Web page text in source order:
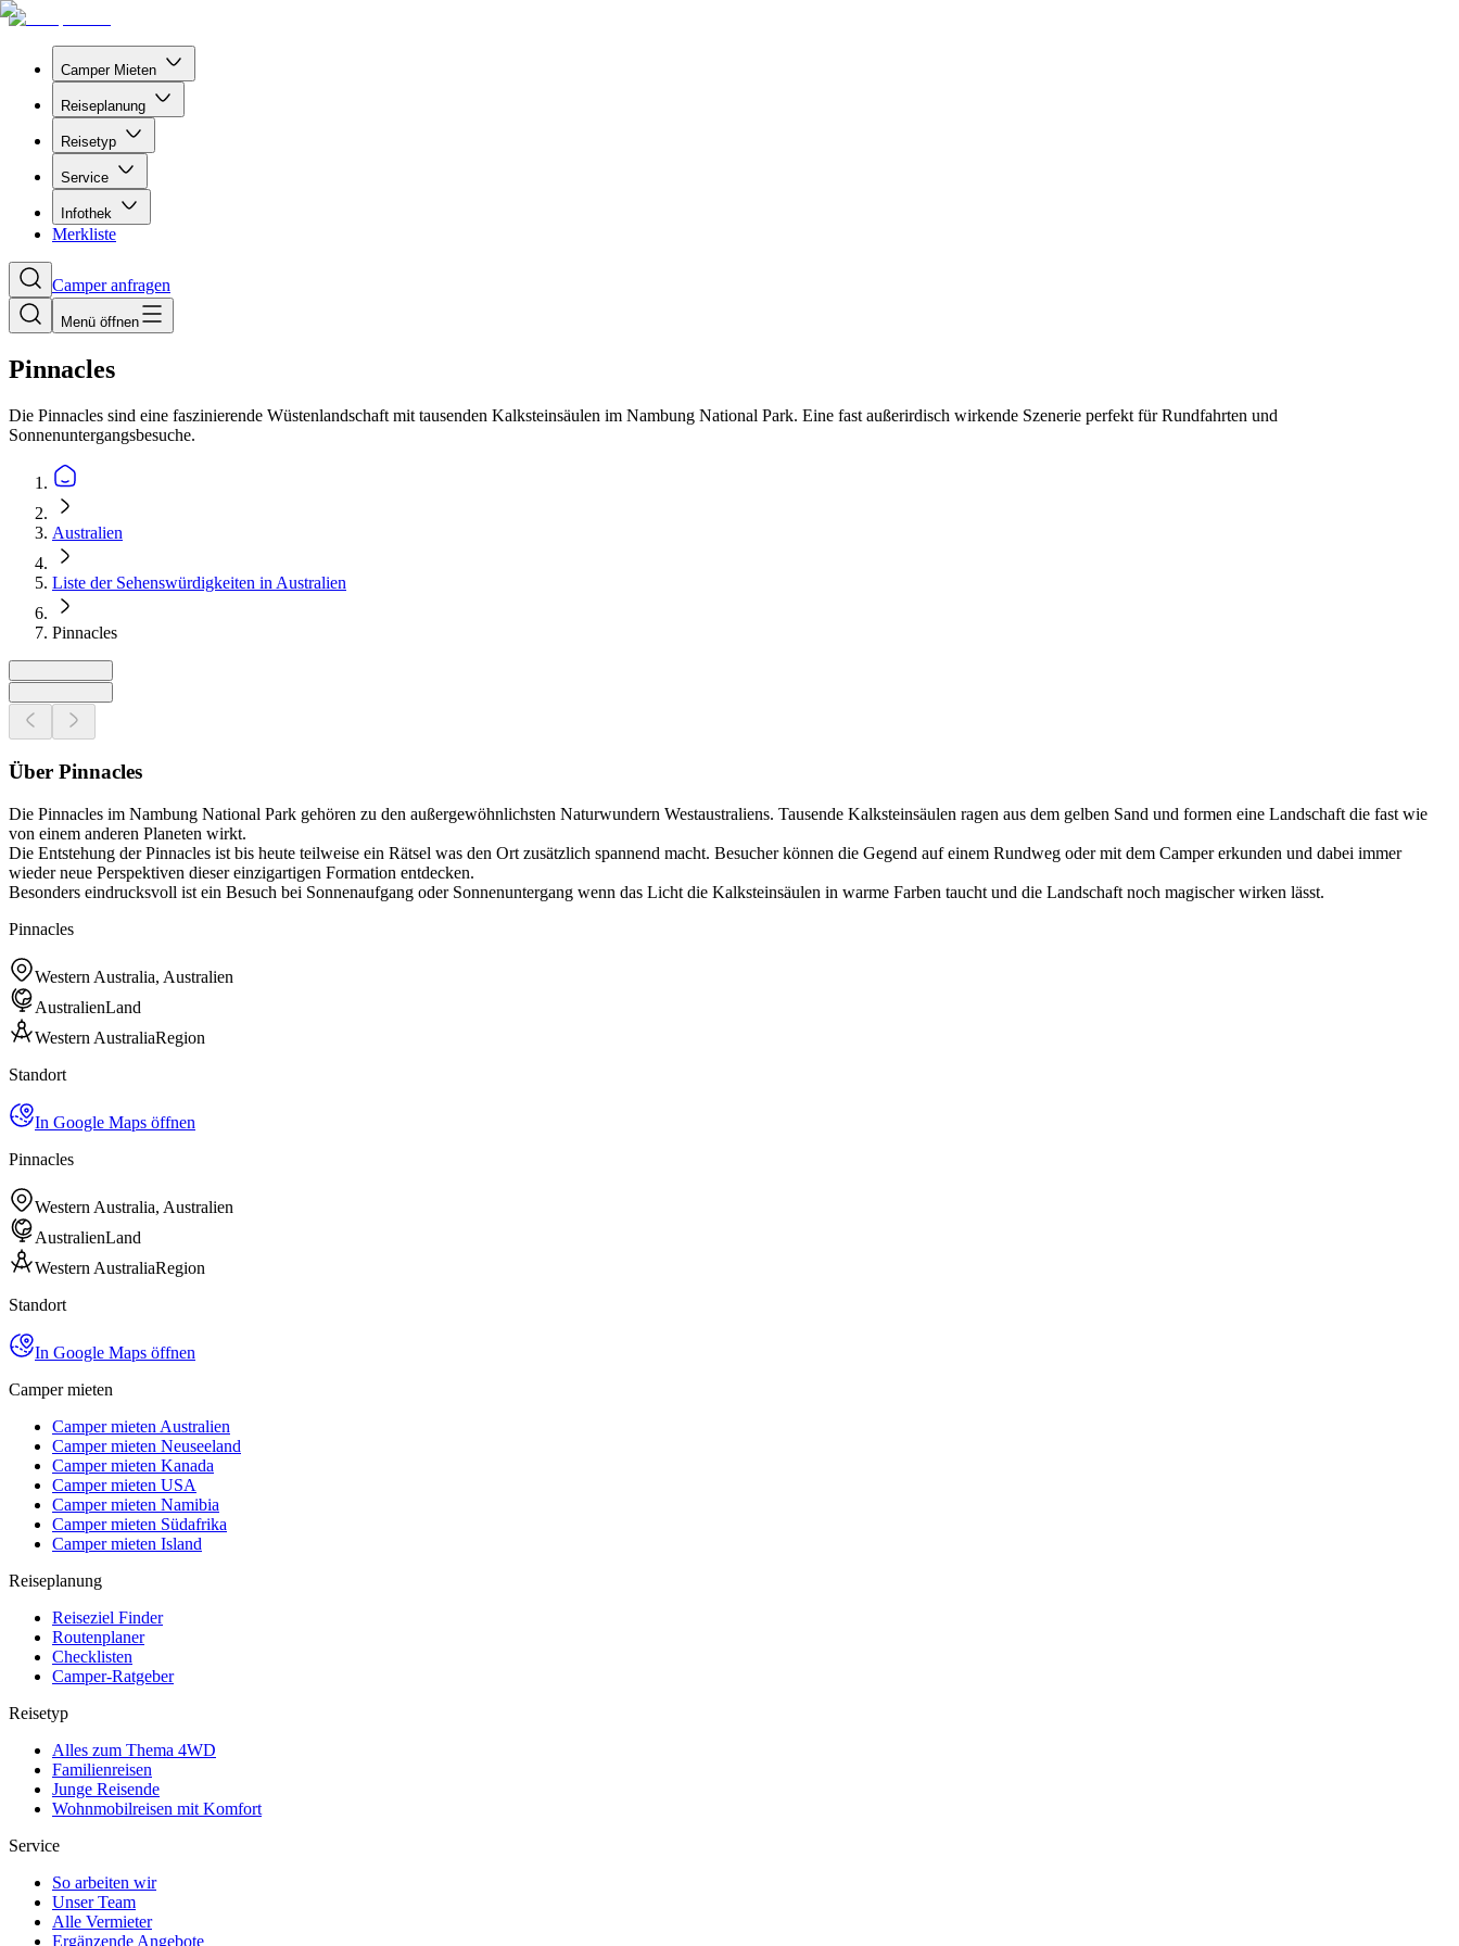
Camper Mieten
Reiseplanung
Reisetyp
Service
Infothek
Merkliste
Camper anfragen
Menü öffnen
Pinnacles
Die Pinnacles sind eine faszinierende Wüstenlandschaft mit tausenden Kalksteinsäulen im Nambung National Park. Eine fast außerirdisch wirkende Szenerie perfekt für Rundfahrten und
Sonnenuntergangsbesuche.
Australien
Liste der Sehenswürdigkeiten in Australien
Pinnacles
Über Pinnacles
Die Pinnacles im Nambung National Park gehören zu den außergewöhnlichsten Naturwundern Westaustraliens. Tausende Kalksteinsäulen ragen aus dem gelben Sand und formen eine Landschaft die fast wie
von einem anderen Planeten wirkt.
Die Entstehung der Pinnacles ist bis heute teilweise ein Rätsel was den Ort zusätzlich spannend macht. Besucher können die Gegend auf einem Rundweg oder mit dem Camper erkunden und dabei immer
wieder neue Perspektiven dieser einzigartigen Formation entdecken.
Besonders eindrucksvoll ist ein Besuch bei Sonnenaufgang oder Sonnenuntergang wenn das Licht die Kalksteinsäulen in warme Farben taucht und die Landschaft noch magischer wirken lässt.
Pinnacles
Western Australia, Australien
AustralienLand
Western AustraliaRegion
Standort
In Google Maps öffnen
Pinnacles
Western Australia, Australien
AustralienLand
Western AustraliaRegion
Standort
In Google Maps öffnen
Camper mieten
Camper mieten Australien
Camper mieten Neuseeland
Camper mieten Kanada
Camper mieten USA
Camper mieten Namibia
Camper mieten Südafrika
Camper mieten Island
Reiseplanung
Reiseziel Finder
Routenplaner
Checklisten
Camper-Ratgeber
Reisetyp
Alles zum Thema 4WD
Familienreisen
Junge Reisende
Wohnmobilreisen mit Komfort
Service
So arbeiten wir
Unser Team
Alle Vermieter
Ergänzende Angebote